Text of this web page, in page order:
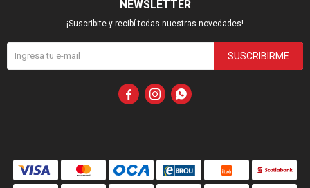
NEWSLETTER
¡Suscribite y recibí todas nuestras novedades!
SUSCRIBIRME
  